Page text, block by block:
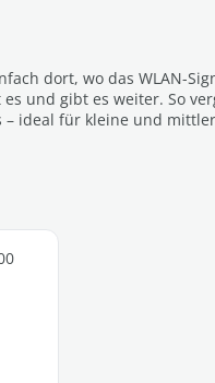
dort, wo das WLAN-
und gibt es weiter. So
– ideal für kleine und